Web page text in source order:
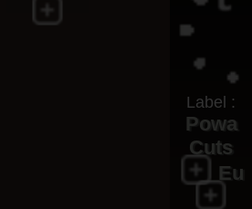
Label :
Powa
Cuts
Eu